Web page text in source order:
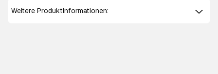
Weitere Produktinformationen: